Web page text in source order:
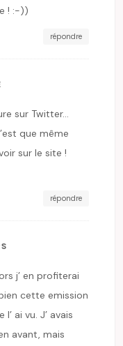
! :-))
répondre
sur Twitter…
que même
sur le site !
répondre
j’ en profiterai
cette emission
ai vu. J’ avais
avant, mais